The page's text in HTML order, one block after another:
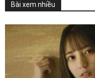
Bài xem nhiều